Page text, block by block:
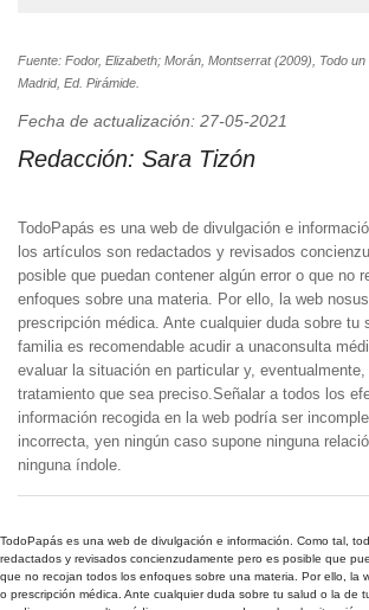
Fuente: Fodor, Elizabeth; Morán, Montserrat (2009), Todo un
Madrid, Ed. Pirámide.
Fecha de actualización: 27-05-2021
Redacción: Sara Tizón
TodoPapás es una web de divulgación e
los artículos son redactados y revisados
posible que puedan contener algún error o que no
enfoques sobre una materia. Por ello, la web
prescripción médica. Ante cualquier duda sobre tu
familia es recomendable acudir a unaconsulta
evaluar la situación en particular y, eventualmente,
tratamiento que sea preciso.Señalar a todos los
información recogida en la web podría ser
incorrecta, yen ningún caso supone ninguna
ninguna índole.
TodoPapás es una web de divulgación e información. Como tal,
redactados y revisados concienzudamente pero es posible que
que no recojan todos los enfoques sobre una materia. Por ello, la
o prescripción médica. Ante cualquier duda sobre tu salud o la de